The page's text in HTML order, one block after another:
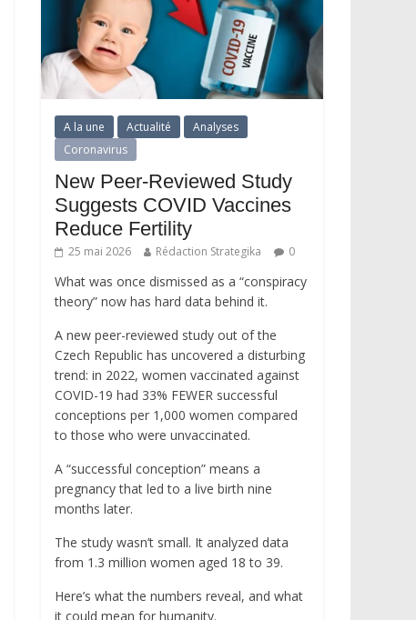
A la une Actualité
Analyses
Coronavirus
New Peer-Reviewed Study
Suggests COVID Vaccines
Reduce Fertility
25 mai 2026 Rédaction Strategika 0
What was once dismissed as a “conspiracy
theory” now has hard data behind it.
A new peer-reviewed study out of the
Czech Republic has uncovered a disturbing
trend: in 2022, women vaccinated against
COVID-19 had 33% FEWER successful
conceptions per 1,000 women compared
to those who were unvaccinated.
A “successful conception” means a
pregnancy that led to a live birth nine
months later.
The study wasn’t small. It analyzed data
from 1.3 million women aged 18 to 39.
Here’s what the numbers reveal, and what
it could mean for humanity.